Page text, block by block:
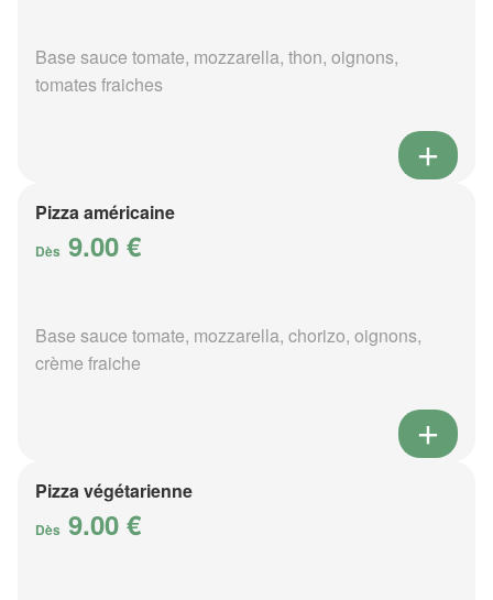
Base sauce tomate, mozzarella, thon, oignons,
tomates fraiches
Pizza américaine
Dès 9.00 €
Base sauce tomate, mozzarella, chorizo, oignons,
crème fraiche
Pizza végétarienne
Dès 9.00 €